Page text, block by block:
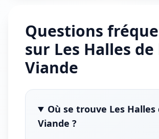
Questions
sur Les Halles de
Viande
Où se trouve Les Halles
Viande ?